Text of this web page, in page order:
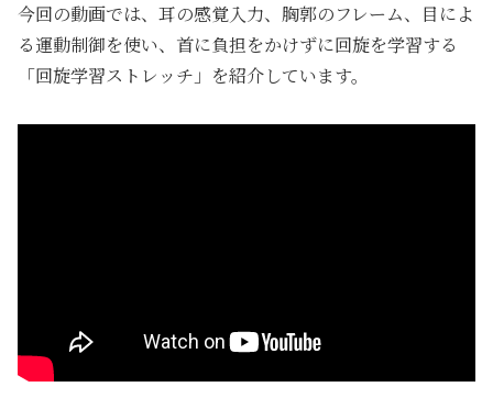
今回の動画では、耳の感覚入力、胸郭のフレーム、目によ
る運動制御を使い、首に負担をかけずに回旋を学習する
「回旋学習ストレッチ」を紹介しています。